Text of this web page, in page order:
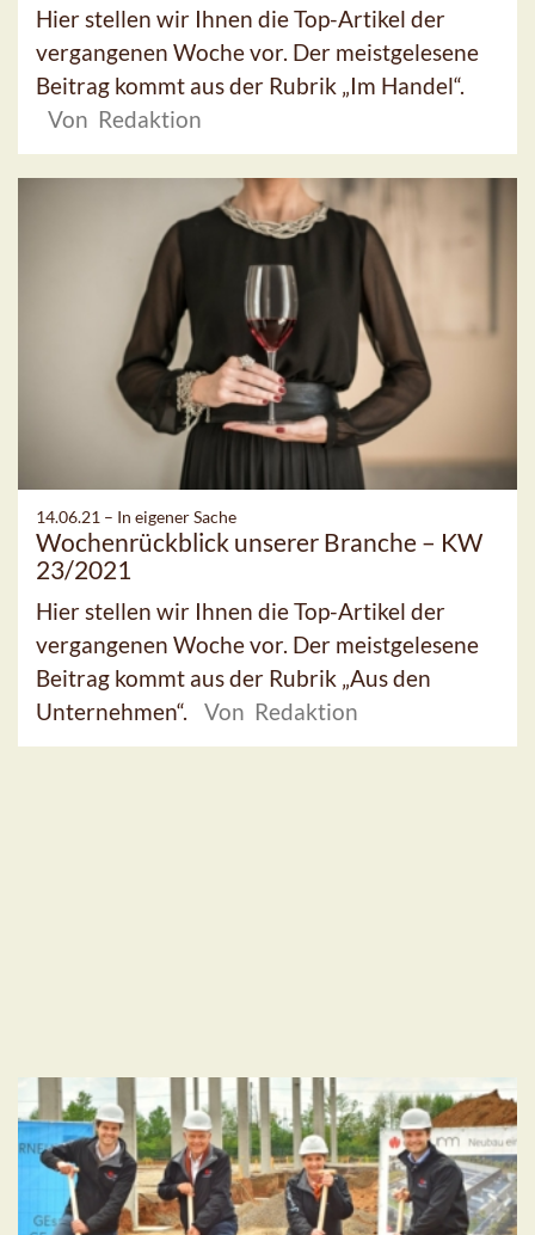
Hier stellen wir Ihnen die Top-Artikel der
vergangenen Woche vor. Der meistgelesene
Beitrag kommt aus der Rubrik „Im Handel“.
Von Redaktion
14.06.21 – In eigener Sache
Wochenrückblick unserer Branche – KW
23/2021
Hier stellen wir Ihnen die Top-Artikel der
vergangenen Woche vor. Der meistgelesene
Beitrag kommt aus der Rubrik „Aus den
Unternehmen“.
Von Redaktion